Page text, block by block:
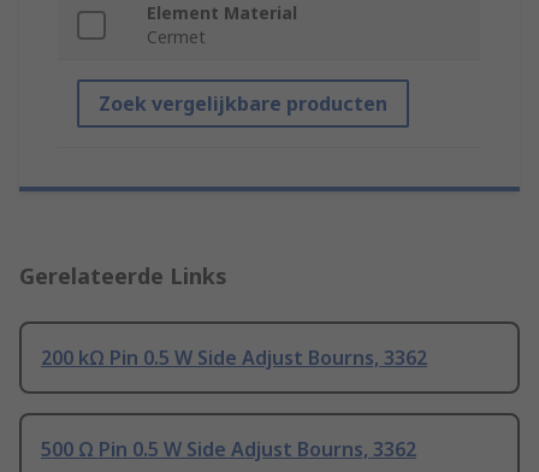
Element Material
Cermet
Zoek vergelijkbare producten
Gerelateerde Links
200 kΩ Pin 0.5 W Side Adjust Bourns, 3362
500 Ω Pin 0.5 W Side Adjust Bourns, 3362